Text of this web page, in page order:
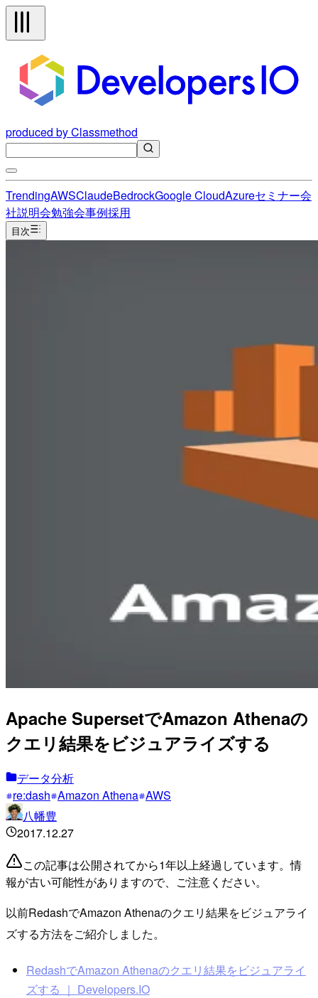
produced by Classmethod
TrendingAWSClaudeBedrockGoogle CloudAzureセミナー会
社説明会勉強会事例採用
目次
Apache SupersetでAmazon Athenaの
クエリ結果をビジュアライズする
データ分析
re:dash Amazon Athena AWS
八幡豊
2017.12.27
この記事は公開されてから1年以上経過しています。情
報が古い可能性がありますので、ご注意ください。
以前RedashでAmazon Athenaのクエリ結果をビジュアライ
ズする方法をご紹介しました。
RedashでAmazon Athenaのクエリ結果をビジュアライ
ズする ｜ Developers.IO